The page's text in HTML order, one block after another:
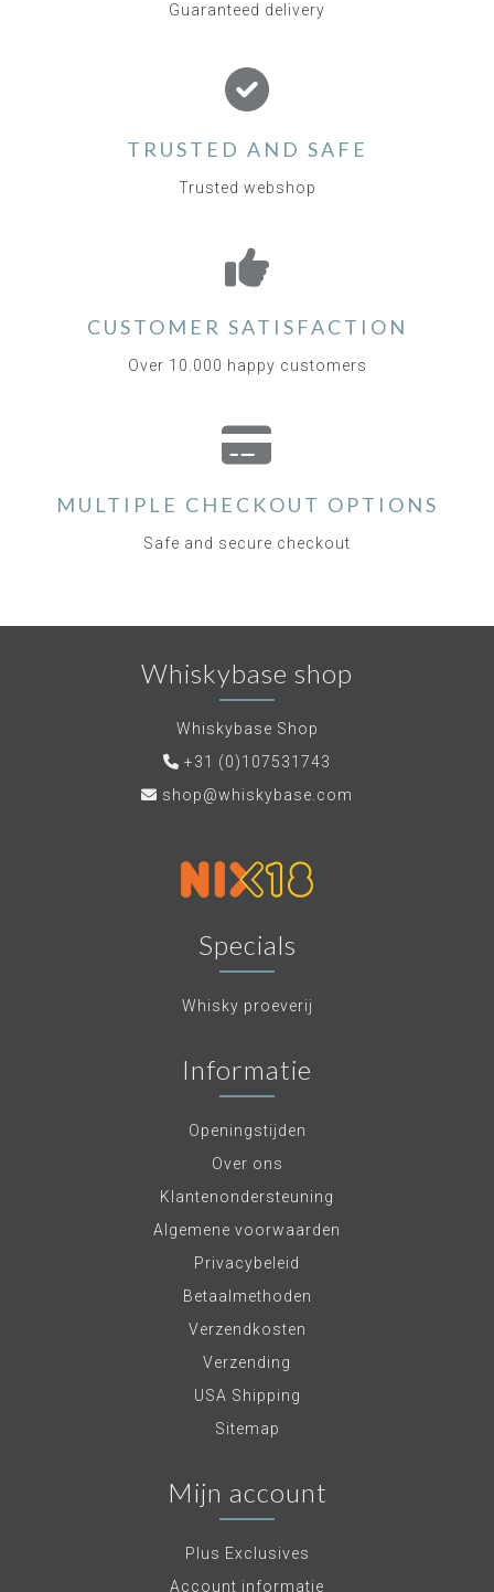
Guaranteed delivery
TRUSTED AND SAFE
Trusted webshop
CUSTOMER SATISFACTION
Over 10.000 happy customers
MULTIPLE CHECKOUT OPTIONS
Safe and secure checkout
Whiskybase shop
Whiskybase Shop
+31 (0)107531743
shop@whiskybase.com
Specials
Whisky proeverij
Informatie
Openingstijden
Over ons
Klantenondersteuning
Algemene voorwaarden
Privacybeleid
Betaalmethoden
Verzendkosten
Verzending
USA Shipping
Sitemap
Mijn account
Plus Exclusives
Account informatie